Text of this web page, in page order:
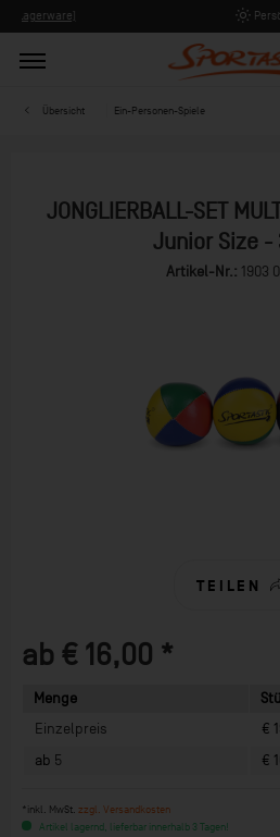
Persönliche Beratung ab
Übersicht Ein-Personen-Spiele
JONGLIERBALL-SET
Junior Size -
Artikel-Nr.: 1903
TEILEN
ab € 16,00 *
Menge
Einzelpreis
€
ab 5 €
*inkl. MwSt. zzgl. Versandkosten
Artikel lagernd, lieferbar innerhalb 3 Tagen!